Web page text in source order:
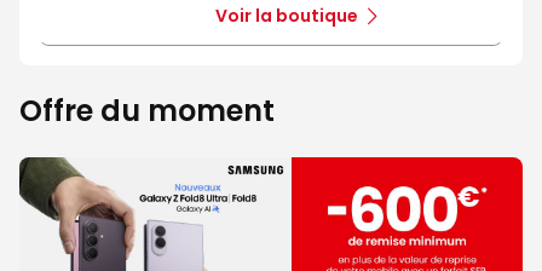
Voir la boutique
Offre du moment